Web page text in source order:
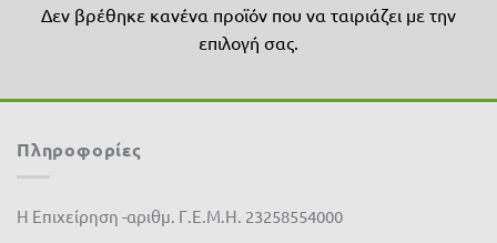
Δεν βρέθηκε κανένα προϊόν που να ταιριάζει με την
επιλογή σας.
Πληροφορίες
Η Επιχείρηση -αριθμ. Γ.Ε.Μ.Η. 23258554000